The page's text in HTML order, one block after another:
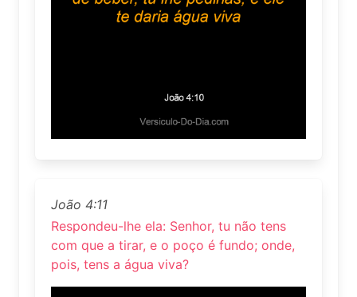
João 4:11
Respondeu-lhe ela: Senhor, tu não tens
com que a tirar, e o poço é fundo; onde,
pois, tens a água viva?